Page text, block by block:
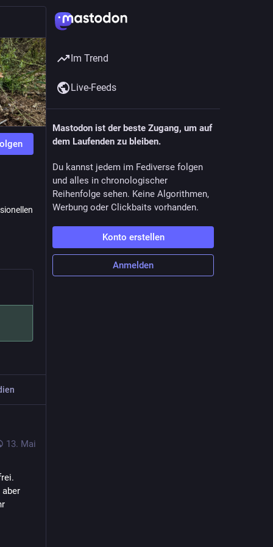
13. Mai
Im Trend
Live-Feeds
Mastodon ist der beste Zugang, um auf
dem Laufenden zu bleiben.
Du kannst jedem im Fediverse folgen
und alles in chronologischer
Reihenfolge sehen. Keine Algorithmen,
Werbung oder Clickbaits vorhanden.
Konto erstellen
Anmelden